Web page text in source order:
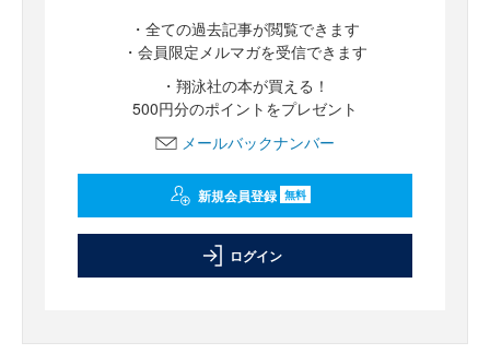
・全ての過去記事が閲覧できます
・会員限定メルマガを受信できます
・翔泳社の本が買える！
500円分のポイントをプレゼント
メールバックナンバー
新規会員登録 無料
ログイン